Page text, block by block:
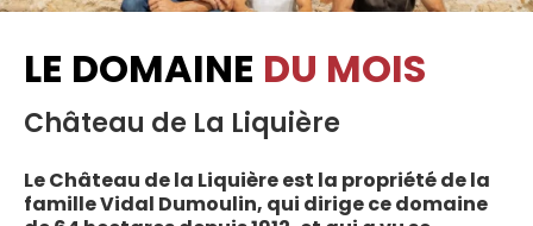
LE DOMAINE DU MOIS
Château de La Liquière
Le Château de la Liquière est la propriété de la
famille Vidal Dumoulin, qui dirige ce domaine